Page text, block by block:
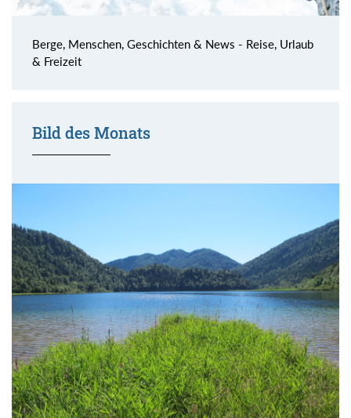
Berge, Menschen, Geschichten & News - Reise, Urlaub
& Freizeit
Bild des Monats